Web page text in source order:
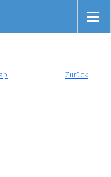
Zurück